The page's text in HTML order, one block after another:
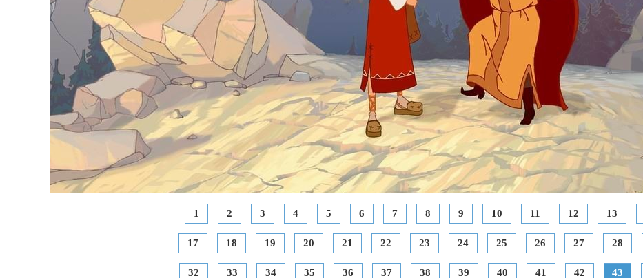
1 2 3 4 5 6 7 8 9 10 11 12 13
17 18 19 20 21 22 23 24 25 26 27 28
32 33 34 35 36 37 38 39 40 41 42 43